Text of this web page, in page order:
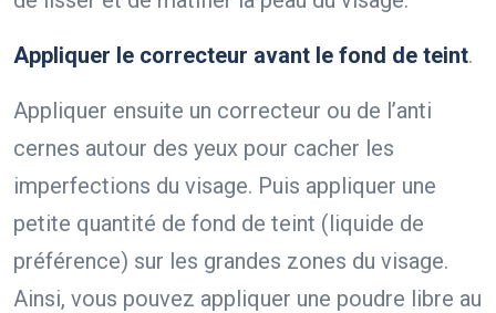
Appliquer le correcteur avant le fond de teint.
Appliquer ensuite un correcteur ou de l’anti
cernes autour des yeux pour cacher les
imperfections du visage. Puis appliquer une
petite quantité de fond de teint (liquide de
préférence) sur les grandes zones du visage.
Ainsi, vous pouvez appliquer une poudre libre au